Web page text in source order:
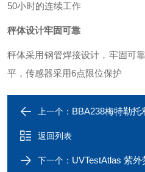
50小时的连续工作
秤体设计牢固可靠
秤体采用钢管焊接设计，牢固可
平，传感器采用6点限位保护
上一个： BBA238梅特勒托
返回列表
下一个： UVTestAtlas 紫